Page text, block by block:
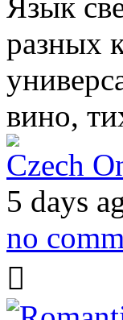
разных
вино,
Czech
5 days
no